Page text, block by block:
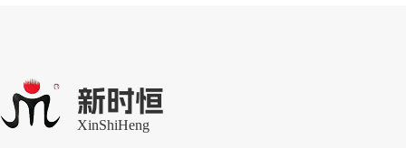
新时恒
XinShiHeng